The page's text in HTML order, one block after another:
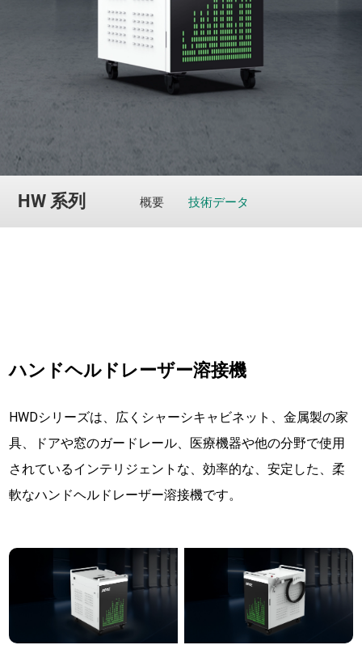
HW 系列 概要 技術データ
ハンドヘルドレーザー溶接機
HWDシリーズは、広くシャーシキャビネット、金属製の家
具、ドアや窓のガードレール、医療機器や他の分野で使用
されているインテリジェントな、効率的な、安定した、柔
軟なハンドヘルドレーザー溶接機です。